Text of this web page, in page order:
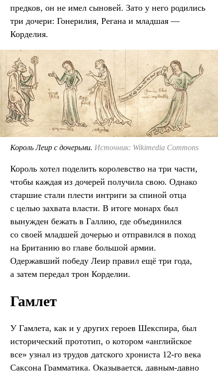
предков, он не имел сыновей. Зато у него родились
три дочери: Гонерилия, Регана и младшая —
Корделия.
Король Леир с дочерьми. Источник: Wikimedia Commons
Король хотел поделить королевство на три части,
чтобы каждая из дочерей получила свою. Однако
старшие стали плести интриги за спиной отца
с целью захвата власти. В итоге монарх был
вынужден бежать в Галлию, где объединился
со своей младшей дочерью и отправился в поход
на Британию во главе большой армии.
Одержавший победу Леир правил ещё три года,
а затем передал трон Корделии.
Гамлет
У Гамлета, как и у других героев Шекспира, был
исторический прототип, о котором «английское
все» узнал из трудов датского хрониста 12-го века
Саксона Грамматика. Оказывается, давным-давно